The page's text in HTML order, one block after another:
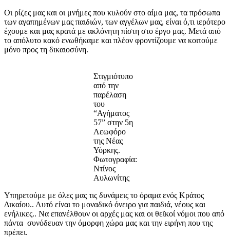
Οι ρίζες μας και οι μνήμες που κυλούν στο αίμα μας, τα πρόσωπα
των αγαπημένων μας παιδιών, των αγγέλων μας, είναι ό,τι ιερότερο
έχουμε και μας κρατά με ακλόνητη πίστη στο έργο μας. Μετά από
το απόλυτο κακό ενωθήκαμε και πλέον φροντίζουμε να κοιτούμε
μόνο προς τη δικαιοσύνη.
Στιγμιότυπο
από την
παρέλαση
του
“Αγήματος
57” στην 5η
Λεωφόρο
της Νέας
Υόρκης.
Φωτογραφία:
Ντίνος
Αυλωνίτης
Υπηρετούμε με όλες μας τις δυνάμεις το όραμα ενός Κράτος
Δικαίου.. Αυτό είναι το μοναδικό όνειρο για παιδιά, νέους και
ενήλικες.. Να επανέλθουν οι αρχές μας και οι θεϊκοί νόμοι που από
πάντα συνόδευαν την όμορφη χώρα μας και την ειρήνη που της
πρέπει.